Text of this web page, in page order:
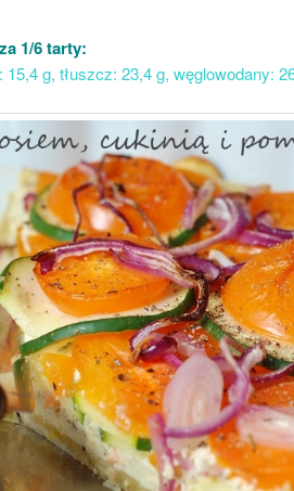
1/6 tarty:
15,4 g, tłuszcz: 23,4 g, węglowodany: